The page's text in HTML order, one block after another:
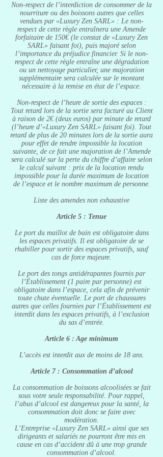
Non-respect de l’interdiction de consommer de la
nourriture ou des boissons autres que celles
vendues par «Luxury Zen SARL» : Le non-
respect de cette règle entraînera une Amende
forfaitaire de 150€ (le constat de «Luxury Zen
SARL» faisant foi), puis majoré selon
l’importance du préjudice financier. Si le non-
respect de cette règle entraîne une dégradation
ou un nettoyage particulier, une majoration
supplémentaire sera calculée sur le montant
nécessaire à la remise en état de l’espace.
Non-respect de l’heure de sortie des espaces :
Tout retard lors de la sortie sera facturé au Client
à raison de 2€ (deux euros) par minute de retard
(l’heure d’«Luxury Zen SARL» faisant foi). Tout
retard de plus de 20 minutes lors de la sortie aura
pour effet de rendre impossible la location
suivante, de ce fait une majoration de l’Amende
sera calculé sur la perte du chiffre d’affaire selon
le calcul suivant : prix de la location rendu
impossible pour la durée maximum de location
de l’espace et le nombre maximum de personne.
Liste des amendes non exhaustive
Article 5 : Tenue
Le port du maillot de bain est obligatoire dans
les espaces privatifs. Il est obligatoire de se
rhabiller pour sortir des espaces privatifs, sauf
cas de force majeure.
Le port des tongs antidérapantes fournis par
l’Établissement (1 paire par personne) est
obligatoire dans l’espace, cela afin de prévenir
toute chute éventuelle. Le port de chaussures
autres que celles fournies par l’Établissement est
interdit dans les espaces privatifs, à l’exclusion
du sas d’entrée.
Article 6 : Age minimum
L’accès est interdit aux de moins de 18 ans.
Article 7 : Consommation d’alcool
La consommation de boissons alcoolisées se fait
sous votre seule responsabilité. Pour rappel,
l’abus d’alcool est dangereux pour la santé, la
consommation doit donc se faire avec
modération.
L’Entreprise «Luxury Zen SARL» ainsi que ses
dirigeants et salariés ne pourront être mis en
cause en cas d’accident dû à une trop grande
consommation d’alcool.